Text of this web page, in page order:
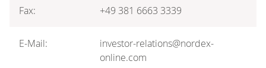
Fax: +49 381 6663 3339
E-Mail:
investor-relations@nordex-
online.com